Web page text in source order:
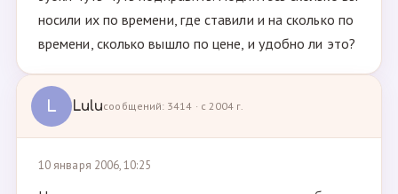
носили их по времени, где ставили и на сколько по
времени, сколько вышло по цене, и удобно ли это?
L Luluсообщений: 3414 · с 2004 г.
10 января 2006, 10:25